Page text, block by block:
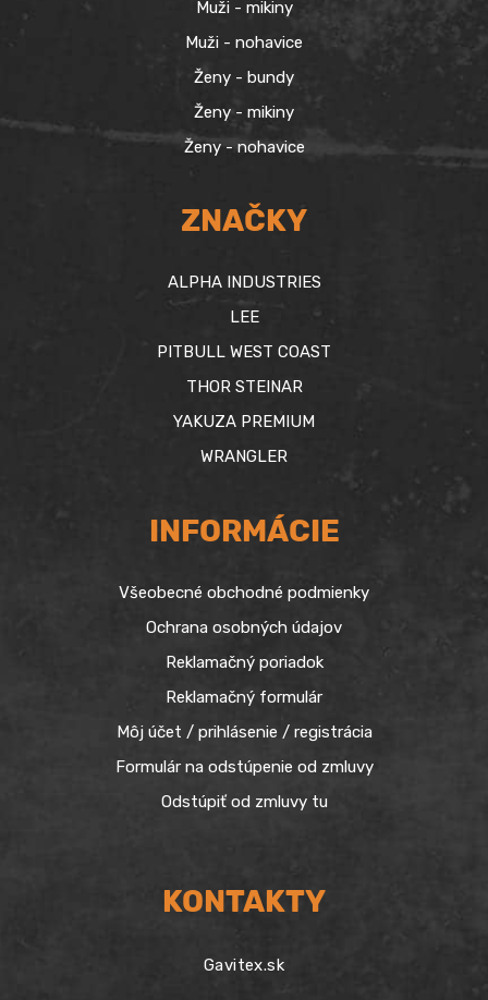
Muži - mikiny
Muži - nohavice
Ženy - bundy
Ženy - mikiny
Ženy - nohavice
ZNAČKY
ALPHA INDUSTRIES
LEE
PITBULL WEST COAST
THOR STEINAR
YAKUZA PREMIUM
WRANGLER
INFORMÁCIE
Všeobecné obchodné podmienky
Ochrana osobných údajov
Reklamačný poriadok
Reklamačný formulár
Môj účet / prihlásenie / registrácia
Formulár na odstúpenie od zmluvy
Odstúpiť od zmluvy tu
KONTAKTY
Gavitex.sk